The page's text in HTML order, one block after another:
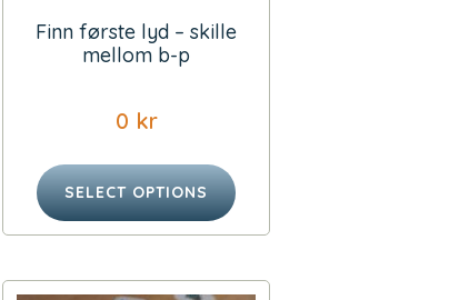
Finn første lyd – skille
mellom b-p
0 kr
SELECT OPTIONS